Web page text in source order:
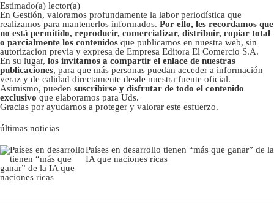
Estimado(a) lector(a)
En Gestión, valoramos profundamente la labor periodística que
realizamos para mantenerlos informados. Por ello, les recordamos que
no está permitido, reproducir, comercializar, distribuir, copiar total
o parcialmente los contenidos que publicamos en nuestra web, sin
autorizacion previa y expresa de Empresa Editora El Comercio S.A.
En su lugar, los invitamos a compartir el enlace de nuestras
publicaciones, para que más personas puedan acceder a información
veraz y de calidad directamente desde nuestra fuente oficial.
Asimismo, pueden suscribirse y disfrutar de todo el contenido
exclusivo que elaboramos para Uds.
Gracias por ayudarnos a proteger y valorar este esfuerzo.
últimas noticias
Países en desarrollo tienen “más que ganar” de la
IA que naciones ricas